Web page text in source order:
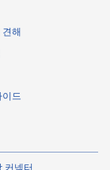
as IP
Company.
will be
Policy.
해
이드
커넥터